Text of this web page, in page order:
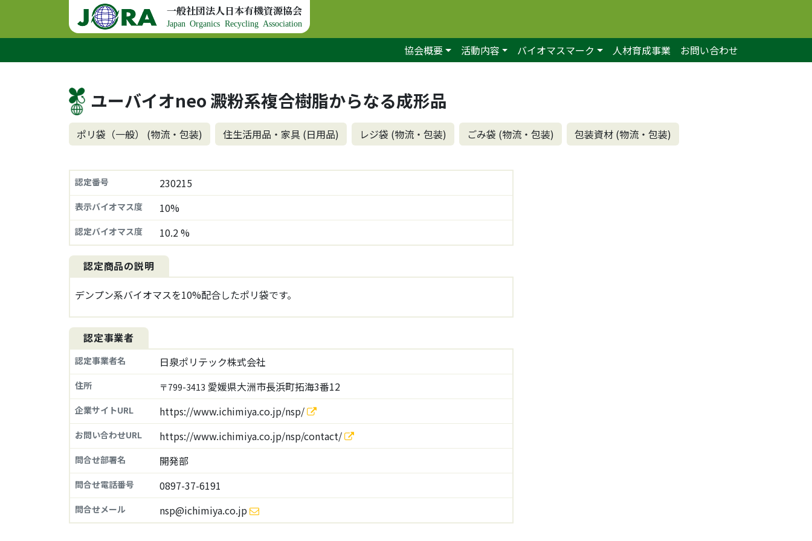
コンテンツへスキップ
メインナビゲーション
一般社団法人日本有機資源協会
Japan Organics Recycling Association
協会概要 活動内容 バイオマスマーク 人材育成事業 お問い合わせ
ユーバイオneo 澱粉系複合樹脂からなる成形品
ポリ袋（一般） (物流・包装) 住生活用品・家具 (日用品) レジ袋 (物流・包装) ごみ袋 (物流・包装) 包装資材 (物流・包装)
認定番号 230215
表示バイオマス度 10%
認定バイオマス度 10.2 %
認定商品の説明
デンプン系バイオマスを10%配合したポリ袋です。
認定事業者
認定事業者名 日泉ポリテック株式会社
住所 〒799-3413 愛媛県大洲市長浜町拓海3番12
企業サイトURL https://www.ichimiya.co.jp/nsp/
お問い合わせURL https://www.ichimiya.co.jp/nsp/contact/
問合せ部署名 開発部
問合せ電話番号 0897-37-6191
問合せメール nsp@ichimiya.co.jp